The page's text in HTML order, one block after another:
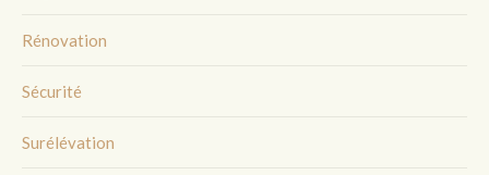
Rénovation
Sécurité
Surélévation